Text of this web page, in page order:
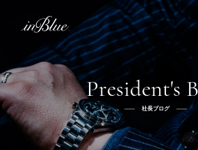
inBlueについて
inBlueの強み ヒスト
オーダー方法
President's
社長ブログ